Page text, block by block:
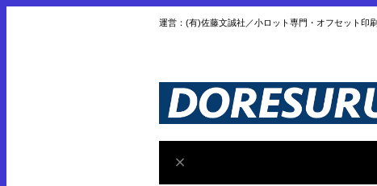
運営：(有)佐藤文誠社／小ロット専門・オフセット印